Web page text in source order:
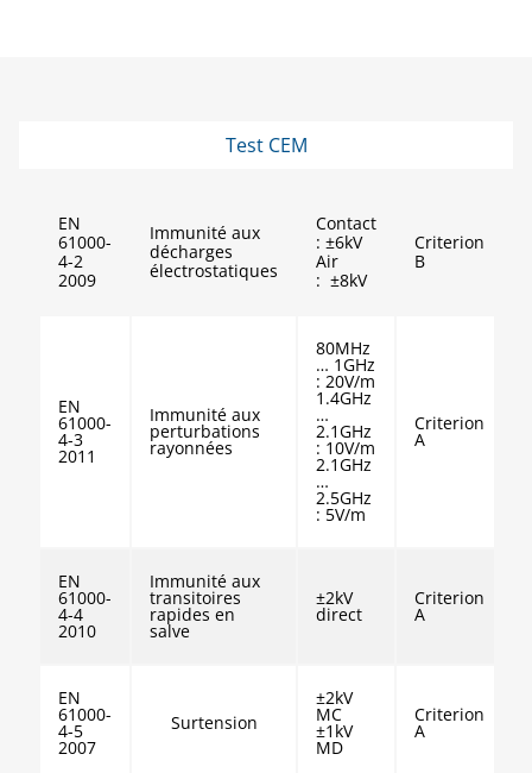
Test CEM
EN
61000-
4-2
2009
Immunité aux
décharges
électrostatiques
Contact
: ±6kV
Air
: ±8kV
Criterion
B
EN
61000-
4-3
2011
Immunité aux
perturbations
rayonnées
80MHz
… 1GHz
: 20V/m
1.4GHz
…
2.1GHz
: 10V/m
2.1GHz
…
2.5GHz
: 5V/m
Criterion
A
EN
61000-
4-4
2010
Immunité aux
transitoires
rapides en
salve
±2kV
direct
Criterion
A
EN
61000-
4-5
2007
Surtension
±2kV
MC
±1kV
MD
Criterion
A